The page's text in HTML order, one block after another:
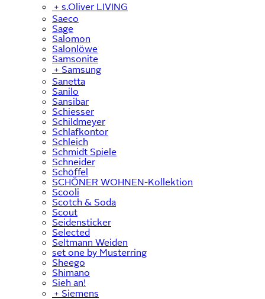
﹢ s.Oliver LIVING
Saeco
Sage
Salomon
Salonlöwe
Samsonite
﹢ Samsung
Sanetta
Sanilo
Sansibar
Schiesser
Schildmeyer
Schlafkontor
Schleich
Schmidt Spiele
Schneider
Schöffel
SCHÖNER WOHNEN-Kollektion
Scooli
Scotch & Soda
Scout
Seidensticker
Selected
Seltmann Weiden
set one by Musterring
Sheego
Shimano
Sieh an!
﹢ Siemens